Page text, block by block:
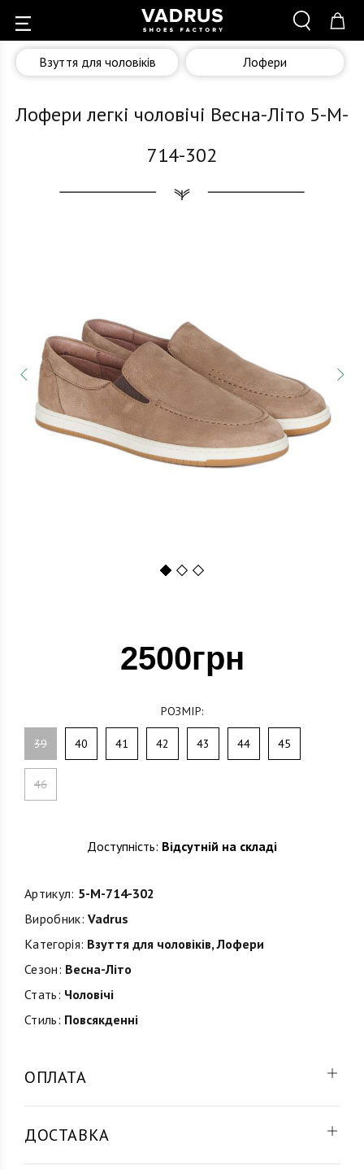
Взуття для чоловіків Лофери
Лофери легкі чоловічі Весна-Літо 5-M-
714-302
123
2500грн
РОЗМІР:
39 40 41 42 43 44 45
46
Доступність: Відсутній на складі
Артикул: 5-M-714-302
Виробник: Vadrus
Категорія: Взуття для чоловіків,Лофери
Сезон: Весна-Літо
Стать: Чоловічі
Стиль: Повсякденні
ОПЛАТА
ДОСТАВКА